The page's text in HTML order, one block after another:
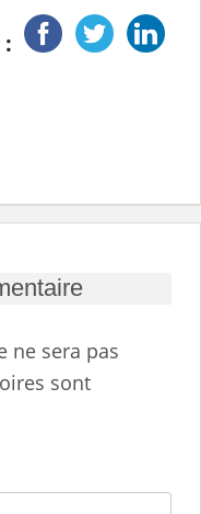
ne sera pas
sont